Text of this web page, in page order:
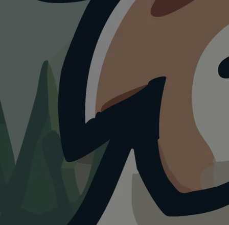
Karls Erlebnis-Dorf -
Zirkow mit und